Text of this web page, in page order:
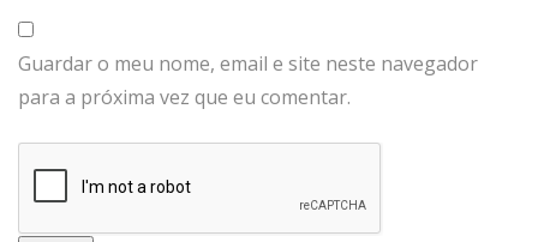
Guardar o meu nome, email e site neste navegador
para a próxima vez que eu comentar.